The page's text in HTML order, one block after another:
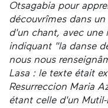
Otsagabia pour
découvrîmes dans
d'un chant, avec une
indiquant "la danse
nous nous
Lasa : le texte était
Resurreccion Maria
étant celle d'un